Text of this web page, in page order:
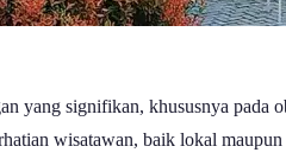
yang signifikan, khususnya
wisatawan, baik lokal maupun